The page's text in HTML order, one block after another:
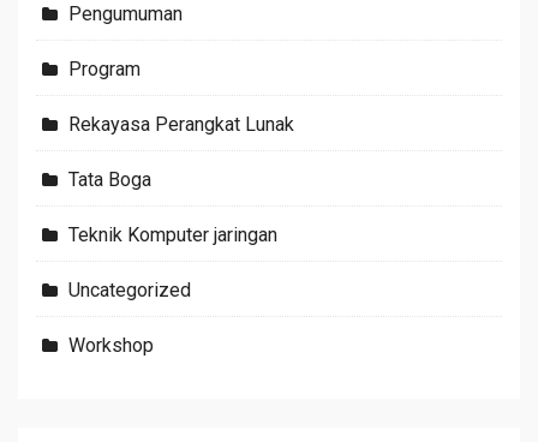
Pengumuman
Program
Rekayasa Perangkat Lunak
Tata Boga
Teknik Komputer jaringan
Uncategorized
Workshop